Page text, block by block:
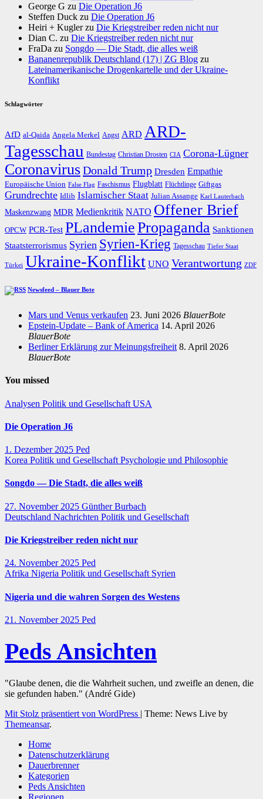
George G zu Die Operation J6
Steffen Duck zu Die Operation J6
Heiri + Kuglerzu Die Kriegstreiber reden nicht nur
Dian C. zu Die Kriegstreiber reden nicht nur
FraDa zu Songdo — Die Stadt, die alles weiß
Bananenrepublik Deutschland (17) | ZG Blog zu
Lateinamerikanische Drogenkartelle und der Ukraine-
Konflikt
Schlagwörter
AfD al-Qaida Angela Merkel Angst ARD ARD-
Tagesschau Bundestag Christian Drosten CIA Corona-Lügner
CoronavirusDonald Trump Dresden Empathie
Europäische Union False Flag Faschismus Flugblatt Flüchtlinge Giftgas
Grundrechte Idlib Islamischer Staat Julian Assange Karl Lauterbach
Maskenzwang MDR Medienkritik NATO Offener Brief
OPCW PCR-Test PLandemiePropaganda Sanktionen
Staatsterrorismus Syrien Syrien-Krieg Tagesschau Tiefer Staat
Türkei Ukraine-Konflikt UNO Verantwortung ZDF
Newsfeed – Blauer Bote
Mars und Venus verkaufen 23. Juni 2026 BlauerBote
Epstein-Update – Bank of America 14. April 2026
BlauerBote
Berliner Erklärung zur Meinungsfreiheit 8. April 2026
BlauerBote
You missed
Analysen Politik und Gesellschaft USA
Die Operation J6
1. Dezember 2025 Ped
Korea Politik und Gesellschaft Psychologie und Philosophie
Songdo — Die Stadt, die alles weiß
27. November 2025 Günther Burbach
Deutschland Nachrichten Politik und Gesellschaft
Die Kriegstreiber reden nicht nur
24. November 2025 Ped
Afrika Nigeria Politik und Gesellschaft Syrien
Nigeria und die wahren Sorgen des Westens
21. November 2025 Ped
Peds Ansichten
"Glaube denen, die die Wahrheit suchen, und zweifle an denen, die
sie gefunden haben." (André Gide)
Mit Stolz präsentiert von WordPress | Theme: News Live by
Themeansar.
Home
Datenschutzerklärung
Dauerbrenner
Kategorien
Peds Ansichten
Regionen